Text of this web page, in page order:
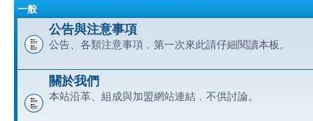
一般
公告與注意事項
公告、各類注意事項﹐第一次來此請仔細閱讀本板。
關於我們
本站沿革、組成與加盟網站連結﹐不供討論。